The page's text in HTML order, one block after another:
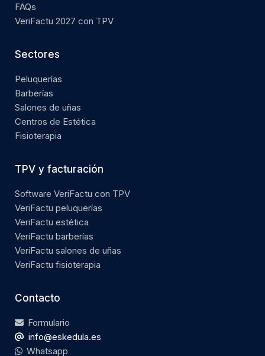
FAQs
VeriFactu 2027 con TPV
Sectores
Peluquerías
Barberías
Salones de uñas
Centros de Estética
Fisioterapia
TPV y facturación
Software VeriFactu con TPV
VeriFactu peluquerías
VeriFactu estética
VeriFactu barberías
VeriFactu salones de uñas
VeriFactu fisioterapia
Contacto
Formulario
info@eskedula.es
Whatsapp